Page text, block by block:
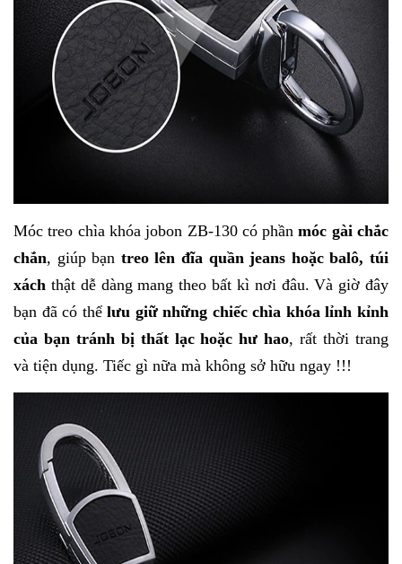
Móc treo chìa khóa jobon ZB-130có phần móc gài chắc
chắn, giúp bạn treo lên đĩa quần jeans hoặc balô, túi
xách thật dễ dàng mang theo bất kì nơi đâu. Và giờ đây
bạn đã có thểlưu giữ những chiếc chìa khóa lỉnh kỉnh
của bạn tránh bị thất lạc hoặc hư hao, rất thời trang
và tiện dụng. Tiếc gì nữa mà không sở hữu ngay !!!